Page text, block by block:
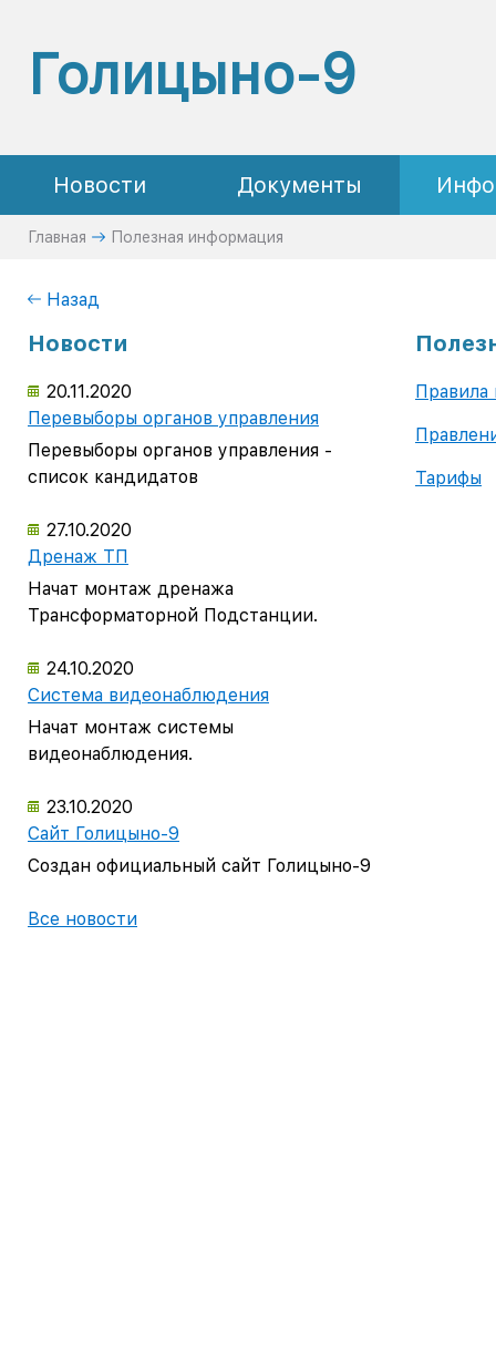
Голицыно-9
Новости Документы
Главная Полезная информация
Назад
Новости
20.11.2020
Перевыборы органов управления
Перевыборы органов управления -
список кандидатов
27.10.2020
Дренаж ТП
Начат монтаж дренажа
Трансформаторной Подстанции.
24.10.2020
Система видеонаблюдения
Начат монтаж системы
видеонаблюдения.
23.10.2020
Сайт Голицыно-9
Создан официальный сайт Голицыно-9
Все новости
Правила
Тарифы